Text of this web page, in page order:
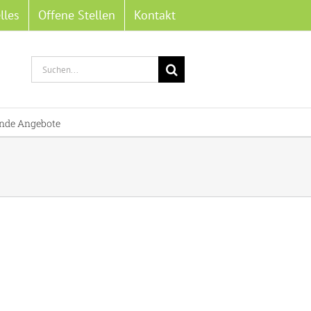
Offene Stellen Kontakt
Suche
nach:
Angebote